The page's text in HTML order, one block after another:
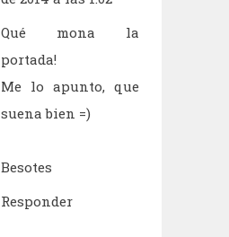
Qué mona la
portada!
Me lo apunto, que
suena bien =)
Besotes
Responder